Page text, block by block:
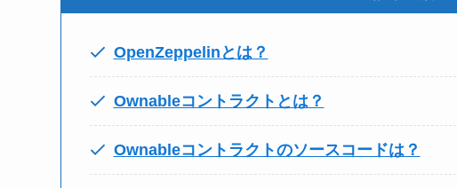
OpenZeppelinとは？
Ownableコントラクトとは？
Ownableコントラクトのソースコードは？